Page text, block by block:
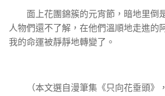
面上花團錦簇的元宵節，暗地里倒
人物們還不了解，在他們溫順地走進的
我的命運被靜靜地轉變了。
（本文選自漫筆集《只向花垂頭》